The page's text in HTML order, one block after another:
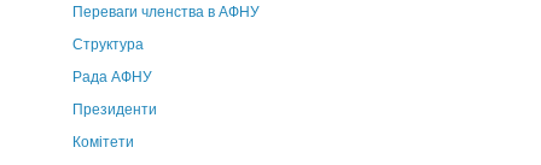
Переваги членства в АФНУ
Структура
Рада АФНУ
Президенти
Комітети